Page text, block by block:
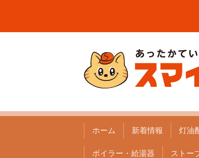
ホーム 新着情報 灯油
ボイラー・給湯器 ストー